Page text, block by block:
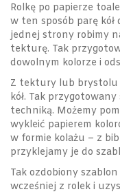
Rolkę po papierze
w ten sposób parę kół
jednej strony robimy
tekturę. Tak
dowolnym kolorze i
Z tektury lub brystolu
kół. Tak
techniką. Możemy
wykleić papierem
w formie kolażu – z
przyklejamy je do
Tak ozdobiony
wcześniej z rolek i